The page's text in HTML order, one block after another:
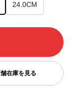
24.0CM